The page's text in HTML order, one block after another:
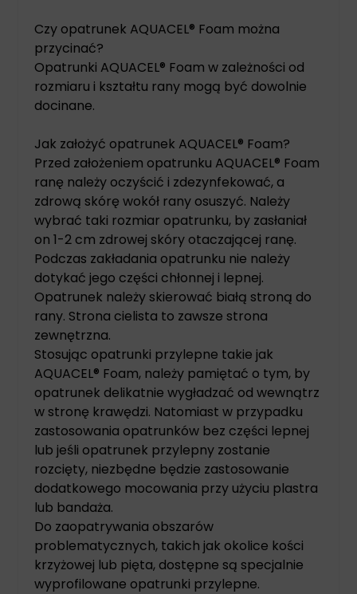
Czy opatrunek AQUACEL® Foam można
przycinać?
Opatrunki AQUACEL® Foam w zależności od
rozmiaru i kształtu rany mogą być dowolnie
docinane.
Jak założyć opatrunek AQUACEL® Foam?
Przed założeniem opatrunku AQUACEL® Foam
ranę należy oczyścić i zdezynfekować, a
zdrową skórę wokół rany osuszyć. Należy
wybrać taki rozmiar opatrunku, by zasłaniał
on 1-2 cm zdrowej skóry otaczającej ranę.
Podczas zakładania opatrunku nie należy
dotykać jego części chłonnej i lepnej.
Opatrunek należy skierować białą stroną do
rany. Strona cielista to zawsze strona
zewnętrzna.
Stosując opatrunki przylepne takie jak
AQUACEL® Foam, należy pamiętać o tym, by
opatrunek delikatnie wygładzać od wewnątrz
w stronę krawędzi. Natomiast w przypadku
zastosowania opatrunków bez części lepnej
lub jeśli opatrunek przylepny zostanie
rozcięty, niezbędne będzie zastosowanie
dodatkowego mocowania przy użyciu plastra
lub bandaża.
Do zaopatrywania obszarów
problematycznych, takich jak okolice kości
krzyżowej lub pięta, dostępne są specjalnie
wyprofilowane opatrunki przylepne.